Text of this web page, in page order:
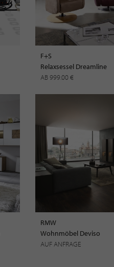
F+S
Relaxsessel Dreamline
AB 999.00 €
RMW
Wohnmöbel Deviso
AUF ANFRAGE